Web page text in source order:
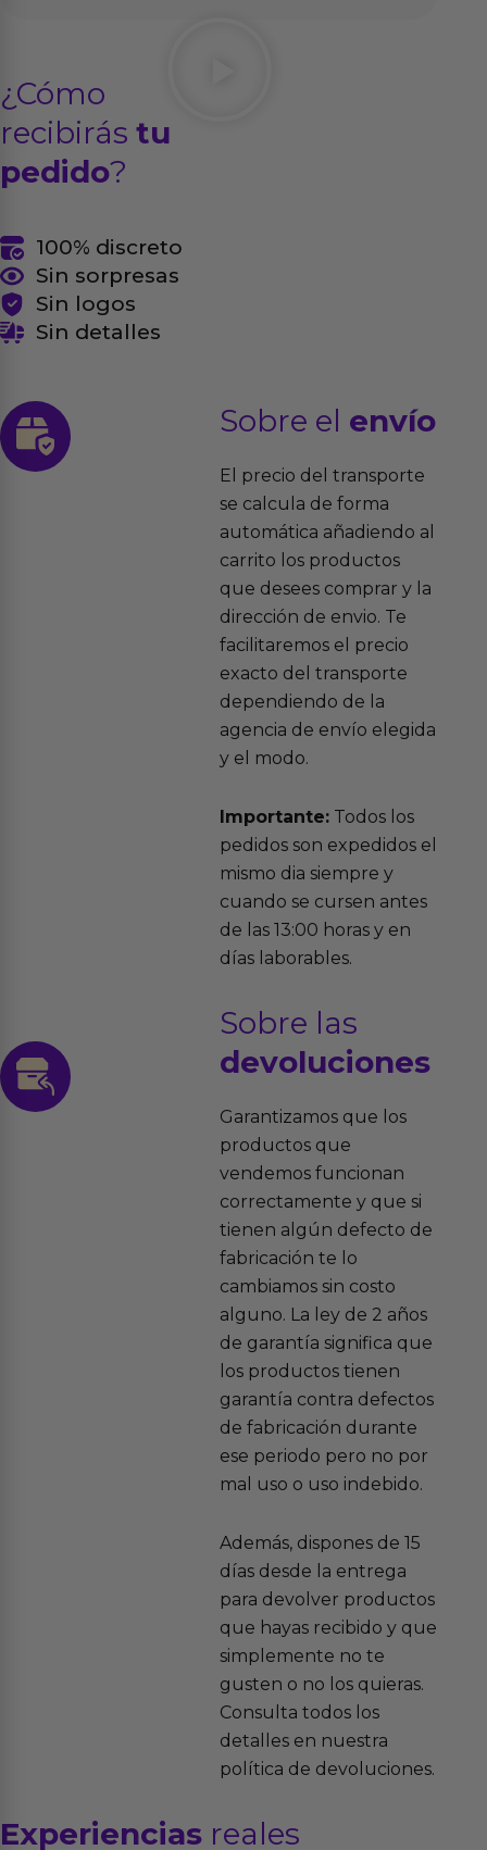
¿Cómo
recibirás tu
pedido?
100% discreto
Sin sorpresas
Sin logos
Sin detalles
Sobre el envío
El precio del transporte
se calcula de forma
automática añadiendo al
carrito los productos
que desees comprar y la
dirección de envio. Te
facilitaremos el precio
exacto del transporte
dependiendo de la
agencia de envío elegida
y el modo.
Importante:Todos los
pedidos son expedidos el
mismo dia siempre y
cuando se cursen antes
de las 13:00 horas y en
días laborables.
Sobre las
devoluciones
Garantizamos que los
productos que
vendemos funcionan
correctamente y que si
tienen algún defecto de
fabricación te lo
cambiamos sin costo
alguno. La ley de 2 años
de garantía significa que
los productos tienen
garantía contra defectos
de fabricación durante
ese periodo pero no por
mal uso o uso indebido.
Además, dispones de 15
días desde la entrega
para devolver productos
que hayas recibido y que
simplemente no te
gusten o no los quieras.
Consulta todos los
detalles en nuestra
política de devoluciones.
Experiencias reales